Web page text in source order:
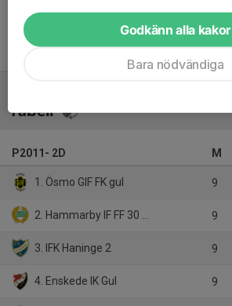
Tabell
P2011- 2D M
1. Ösmo GIF FK gul 9
2. Hammarby IF FF 30 Grön 9
3. IFK Haninge 2 9
4. Enskede IK Gul 9
Godkänn alla kakor
Bara nödvändiga